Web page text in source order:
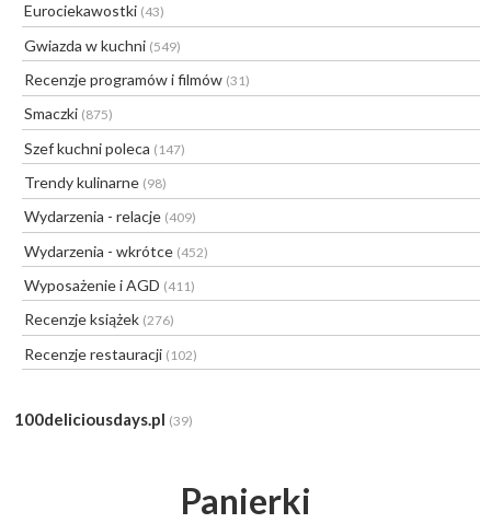
Eurociekawostki (43)
Gwiazda w kuchni (549)
Recenzje programów i filmów (31)
Smaczki (875)
Szef kuchni poleca (147)
Trendy kulinarne (98)
Wydarzenia - relacje (409)
Wydarzenia - wkrótce (452)
Wyposażenie i AGD (411)
Recenzje książek (276)
Recenzje restauracji (102)
100deliciousdays.pl (39)
Panierki